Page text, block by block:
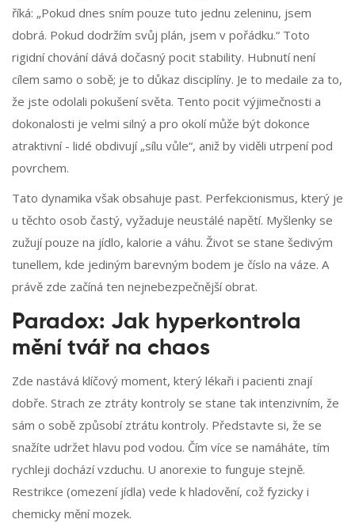
říká: „Pokud dnes sním pouze tuto jednu zeleninu, jsem
dobrá. Pokud dodržím svůj plán, jsem v pořádku.“ Toto
rigidní chování dává dočasný pocit stability. Hubnutí není
cílem samo o sobě; je to důkaz disciplíny. Je to medaile za to,
že jste odolali pokušení světa. Tento pocit výjimečnosti a
dokonalosti je velmi silný a pro okolí může být dokonce
atraktivní - lidé obdivují „sílu vůle“, aniž by viděli utrpení pod
povrchem.
Tato dynamika však obsahuje past. Perfekcionismus, který je
u těchto osob častý, vyžaduje neustálé napětí. Myšlenky se
zužují pouze na jídlo, kalorie a váhu. Život se stane šedivým
tunellem, kde jediným barevným bodem je číslo na váze. A
právě zde začíná ten nejnebezpečnější obrat.
Paradox: Jak hyperkontrola
mění tvář na chaos
Zde nastává klíčový moment, který lékaři i pacienti znají
dobře. Strach ze ztráty kontroly se stane tak intenzivním, že
sám o sobě způsobí ztrátu kontroly. Představte si, že se
snažíte udržet hlavu pod vodou. Čím více se namáháte, tím
rychleji dochází vzduchu. U anorexie to funguje stejně.
Restrikce (omezení jídla) vede k hladovění, což fyzicky i
chemicky mění mozek.